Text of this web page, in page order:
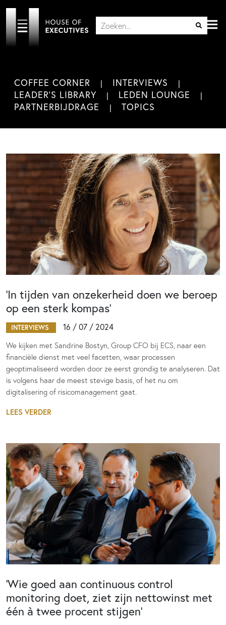
COFFEE CORNER
INTERVIEWS
LEADER'S LIBRARY
LEDEN LOUNGE
PARTNERBIJDRAGE
TOPICS
‘In tijden van onzekerheid doen we beroep
op een sterk kompas’
INTERVIEWS 16 / 07 / 2024
We kijken met Sandrine Bostyn, Group CFO bij ECS, naar een
financiële dienst met veel facetten, waar processen
geoptimaliseerd worden door ze eerst grondig te analyseren. Dat
is volgens haar de meest stevige basis, of het nu om
digitalisering of risicomanagement gaat.
LEES VERDER
‘Wie goed aan continuous control
monitoring doet, ziet zijn nettowinst met
één à twee procent stijgen’